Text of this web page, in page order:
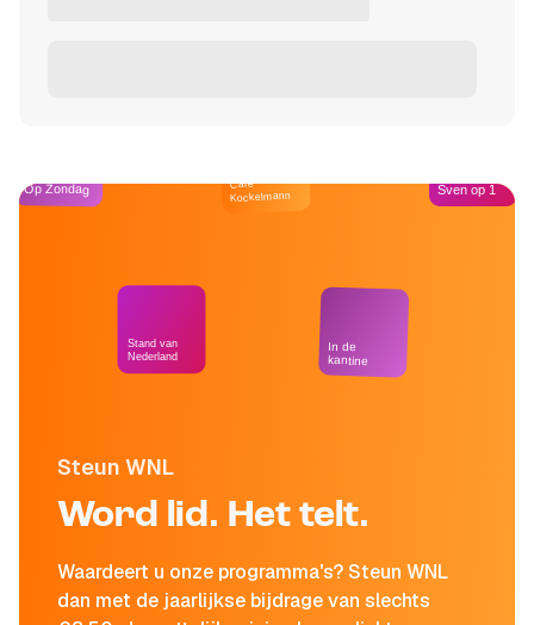
Steun WNL
Word lid. Het telt.
Waardeert u onze programma's? Steun WNL
dan met de jaarlijkse bijdrage van slechts
Op Zondag
Stand van
Nederland
Café
Kockelmann
In de
kantine
Sven op 1